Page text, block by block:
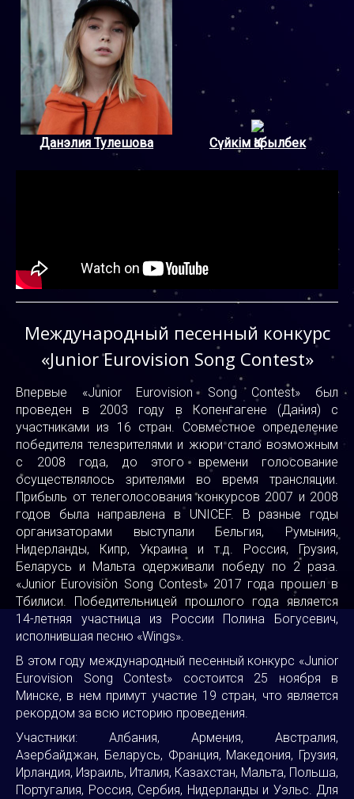
Данэлия Тулешова Сүйкім Қабылбек
Международный песенный конкурс
«Junior Eurovision Song Contest»
Впервые «Junior Eurovision Song Contest» был
проведен в 2003 году в Копенгагене (Дания) с
участниками из 16 стран. Совместное определение
победителя телезрителями и жюри стало возможным
с 2008 года, до этого времени голосование
осуществлялось зрителями во время трансляции.
Прибыль от телеголосования конкурсов 2007 и 2008
годов была направлена в UNICEF. В разные годы
организаторами выступали Бельгия, Румыния,
Нидерланды, Кипр, Украина и т.д. Россия, Грузия,
Беларусь и Мальта одерживали победу по 2 раза.
«Junior Eurovision Song Contest» 2017 года прошел в
Тбилиси. Победительницей прошлого года является
14-летняя участница из России Полина Богусевич,
исполнившая песню «Wings».
В этом году международный песенный конкурс «Junior
Eurovision Song Contest» состоится 25 ноября в
Минске, в нем примут участие 19 стран, что является
рекордом за всю историю проведения.
Участники: Албания, Армения, Австралия,
Азербайджан, Беларусь, Франция, Македония, Грузия,
Ирландия, Израиль, Италия, Казахстан, Мальта, Польша,
Португалия, Россия, Сербия, Нидерланды и Уэльс. Для